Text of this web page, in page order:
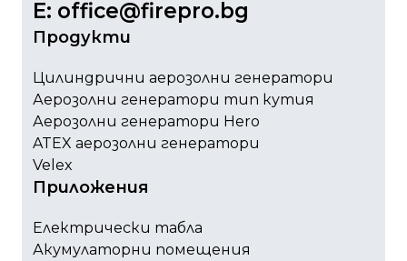
Е: office@firepro.bg
Продукти
Цилиндрични аерозолни генератори
Аерозолни генератори тип кутия
Аерозолни генератори Hero
ATEX аерозолни генератори
Velex
Приложения
Електрически табла
Акумулаторни помещения